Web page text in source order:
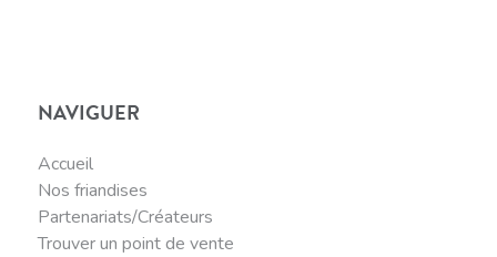
NAVIGUER
Accueil
Nos friandises
Partenariats/Créateurs
Trouver un point de vente